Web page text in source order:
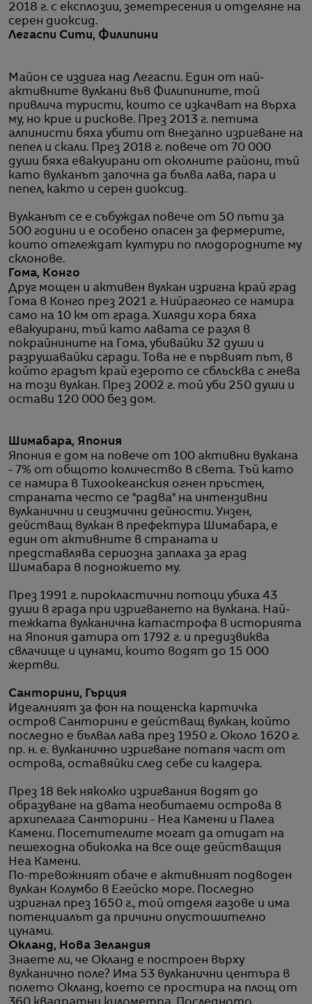
2018 г. с експлозии, земетресения и отделяне на
серен диоксид.
Легаспи Сити, Филипини
Майон се издига над Легаспи. Един от най-
активните вулкани във Филипините, той
привлича туристи, които се изкачват на върха
му, но крие и рискове. През 2013 г. петима
алпинисти бяха убити от внезапно изригване на
пепел и скали. През 2018 г. повече от 70 000
души бяха евакуирани от околните райони, тъй
като вулканът започна да бълва лава, пара и
пепел, както и серен диоксид.
Вулканът се е събуждал повече от 50 пъти за
500 години и е особено опасен за фермерите,
които отглеждат култури по плодородните му
склонове.
Гома, Конго
Друг мощен и активен вулкан изригна край град
Гома в Конго през 2021 г. Нийрагонго се намира
само на 10 км от града. Хиляди хора бяха
евакуирани, тъй като лавата се разля в
покрайнините на Гома, убивайки 32 души и
разрушавайки сгради. Това не е първият път, в
който градът край езерото се сблъсква с гнева
на този вулкан. През 2002 г. той уби 250 души и
остави 120 000 без дом.
Шимабара, Япония
Япония е дом на повече от 100 активни вулкана
- 7% от общото количество в света. Тъй като
се намира в Тихоокеанския огнен пръстен,
страната често се "радва" на интензивни
вулканични и сеизмични дейности. Унзен,
действащ вулкан в префектура Шимабара, е
един от активните в страната и
представлява сериозна заплаха за град
Шимабара в подножието му.
През 1991 г. пирокластични потоци убиха 43
души в града при изригването на вулкана. Най-
тежката вулканична катастрофа в историята
на Япония датира от 1792 г. и предизвиква
свлачище и цунами, които водят до 15 000
жертви.
Санторини, Гърция
Идеалният за фон на пощенска картичка
остров Санторини е действащ вулкан, който
последно е бълвал лава през 1950 г. Около 1620 г.
пр. н. е. вулканично изригване потапя част от
острова, оставяйки след себе си калдера.
През 18 век няколко изригвания водят до
образуване на двата необитаеми острова в
архипелага Санторини - Неа Камени и Палеа
Камени. Посетителите могат да отидат на
пешеходна обиколка на все още действащия
Неа Камени.
По-тревожният обаче е активният подводен
вулкан Колумбо в Егейско море. Последно
изригнал през 1650 г., той отделя газове и има
потенциалът да причини опустошително
цунами.
Окланд, Нова Зеландия
Знаете ли, че Окланд е построен върху
вулканично поле? Има 53 вулканични центъра в
полето Окланд, което се простира на площ от